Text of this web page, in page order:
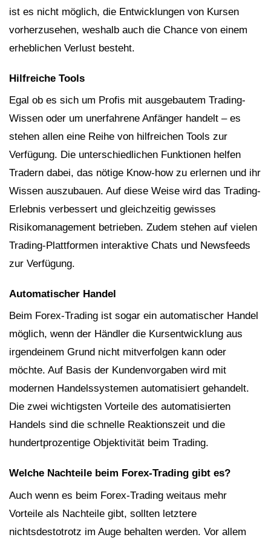
ist es nicht möglich, die Entwicklungen von Kursen
vorherzusehen, weshalb auch die Chance von einem
erheblichen Verlust besteht.
Hilfreiche Tools
Egal ob es sich um Profis mit ausgebautem Trading-
Wissen oder um unerfahrene Anfänger handelt – es
stehen allen eine Reihe von hilfreichen Tools zur
Verfügung. Die unterschiedlichen Funktionen helfen
Tradern dabei, das nötige Know-how zu erlernen und ihr
Wissen auszubauen. Auf diese Weise wird das Trading-
Erlebnis verbessert und gleichzeitig gewisses
Risikomanagement betrieben. Zudem stehen auf vielen
Trading-Plattformen interaktive Chats und Newsfeeds
zur Verfügung.
Automatischer Handel
Beim Forex-Trading ist sogar ein automatischer Handel
möglich, wenn der Händler die Kursentwicklung aus
irgendeinem Grund nicht mitverfolgen kann oder
möchte. Auf Basis der Kundenvorgaben wird mit
modernen Handelssystemen automatisiert gehandelt.
Die zwei wichtigsten Vorteile des automatisierten
Handels sind die schnelle Reaktionszeit und die
hundertprozentige Objektivität beim Trading.
Welche Nachteile beim Forex-Trading gibt es?
Auch wenn es beim Forex-Trading weitaus mehr
Vorteile als Nachteile gibt, sollten letztere
nichtsdestotrotz im Auge behalten werden. Vor allem